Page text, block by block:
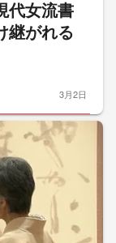
代女流書
継がれる
3月2日